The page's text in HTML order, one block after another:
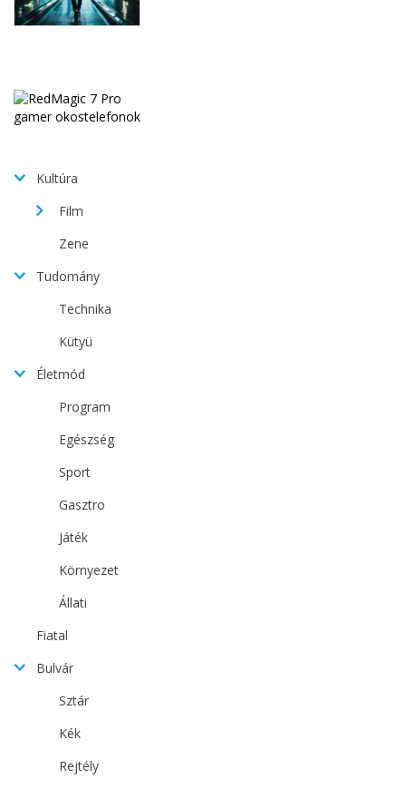
Kultúra
Film
Zene
Tudomány
Technika
Kütyü
Életmód
Program
Egészség
Sport
Gasztro
Játék
Környezet
Állati
Fiatal
Bulvár
Sztár
Kék
Rejtély